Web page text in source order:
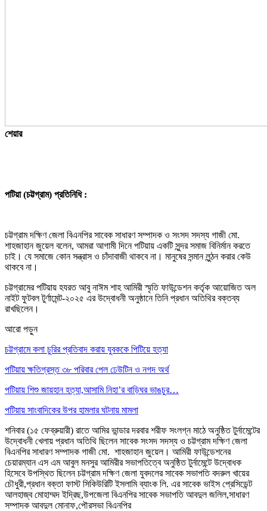
শেয়ার
পটিয়া (চট্টগ্রাম) প্রতিনিধি :
চট্টগ্রাম দক্ষিণ জেলা বিএনপির সাবেক সাধারণ সম্পাদক ও সংসদ সদস্য গাজী মো.
শাহজাহান জুয়েল বলেন, আমরা আগামী দিনে পটিয়ায় একটি সুন্দর সমাজ বিনির্মান করতে
চাই। যে সমাজে কোন সন্ত্রাস ও চাঁদাবাজী থাকবে না। মানুষের সন্মান লুন্ঠন করার কেউ
থাকবে না।
চট্টগ্রামের পটিয়ায় হযরত আবু নাঈম শাহ আমিরী স্মৃতি ফাউন্ডেশন কর্তৃক আয়োজিত অল
নাইট ফুটবল টুর্ণামেন্ট-২০২৫ এর উদ্বোধনী অনুষ্ঠানে তিনি প্রধান অতিথির বক্তব্য
রাখছিলেন।
আরো পড়ুন
চট্টগ্রামে কলা চুরির প্রতিবাদ করায় যুবককে পিটিয়ে হত্যা
পটিয়ায় ক্ষতিগ্রস্ত ৩৮ পরিবার পেল ঢেউটিন ও নগদ অর্থ
পটিয়ায় শিশু জায়হান হত্যা,আসামি নিহা’র বাড়িঘর ভাঙচুর…
পটিয়ায় সাংবাদিকের উপর হামলার ঘটনায় মামলা
শনিবার (১৫ ফেব্রুয়ারী) রাতে আমির ভান্ডার দরবার শরীফ সংলগ্ন মাঠে অনুষ্ঠিত টুর্নামেন্টের
উদ্বোধনী খেলায় প্রধান অতিথি ছিলেন সাবেক সংসদ সদস্য ও চট্টগ্রাম দক্ষিণ জেলা
বিএনপির সাধারণ সম্পাদক গাজী মো. শাহজাহান জুয়েল। আমিরী ফাউন্ডেশনের
চেয়ারম্যান এস এম আবুল মনসুর আমিরীর সভাপতিত্বে অনুষ্ঠিত টুর্নামেন্টে উদ্বোধক
হিসেবে উপস্থিত ছিলেন চট্টগ্রাম দক্ষিণ জেলা যুবদলের সাবেক সভাপতি বদরুল খায়ের
চৌধুরী,প্রধান বক্তা ফাস্ট সিকিউরিটি ইসলামি ব্যাংক লি. এর সাবেক ভাইস প্রেসিডেন্ট
আলহাজ্ব মোহাম্মদ ইদ্রিছ,উপজেলা বিএনপির সাবেক সভাপতি আবদুল জলিল,সাধারণ
সম্পাদক আবদুল মোনাফ,পৌরসভা বিএনপির